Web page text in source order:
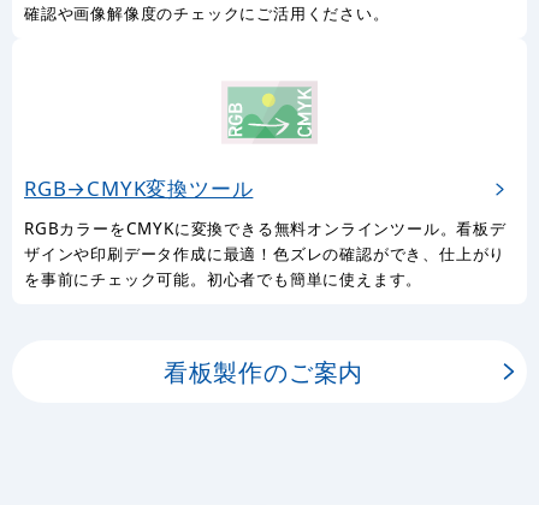
確認や画像解像度のチェックにご活用ください。
RGB→CMYK変換ツール
RGBカラーをCMYKに変換できる無料オンラインツール。看板デ
ザインや印刷データ作成に最適！色ズレの確認ができ、仕上がり
を事前にチェック可能。初心者でも簡単に使えます。
看板製作のご案内